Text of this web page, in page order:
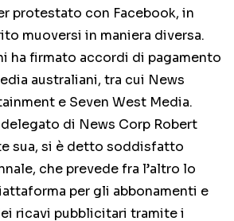
protestato con Facebook, in
muoversi in maniera diversa.
ha firmato accordi di pagamento
australiani, tra cui News
e Seven West Media.
delegato di News Corp Robert
sua, si è detto soddisfatto
che prevede fra l’altro lo
per gli abbonamenti e
ricavi pubblicitari tramite i